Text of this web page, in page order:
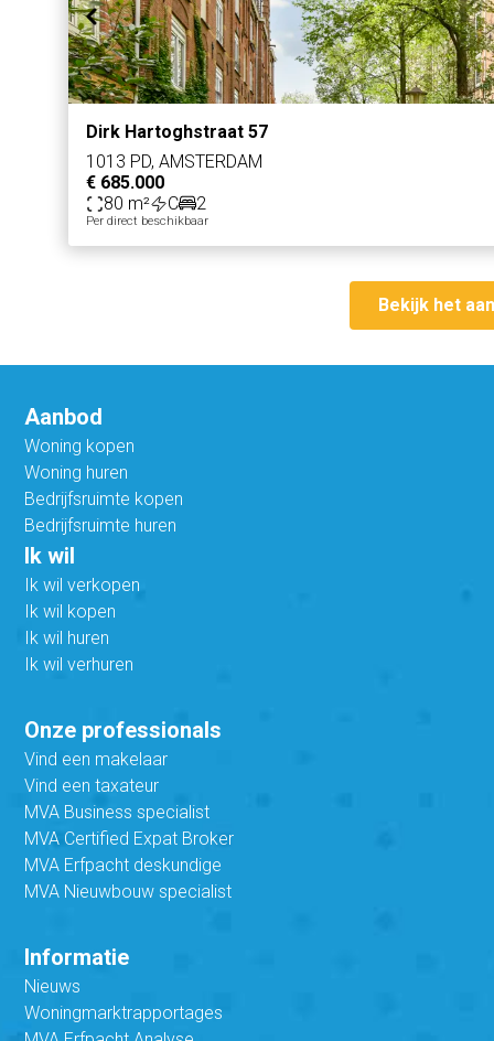
Dirk Hartoghstraat 57
1013 PD, AMSTERDAM
€ 685.000
80 m²
C 2
Per direct beschikbaar
Bekijk het
Aanbod
Woning kopen
Woning huren
Bedrijfsruimte kopen
Bedrijfsruimte huren
Ik wil
Ik wil verkopen
Ik wil kopen
Ik wil huren
Ik wil verhuren
Onze professionals
Vind een makelaar
Vind een taxateur
MVA Business specialist
MVA Certified Expat Broker
MVA Erfpacht deskundige
MVA Nieuwbouw specialist
Informatie
Nieuws
Woningmarktrapportages